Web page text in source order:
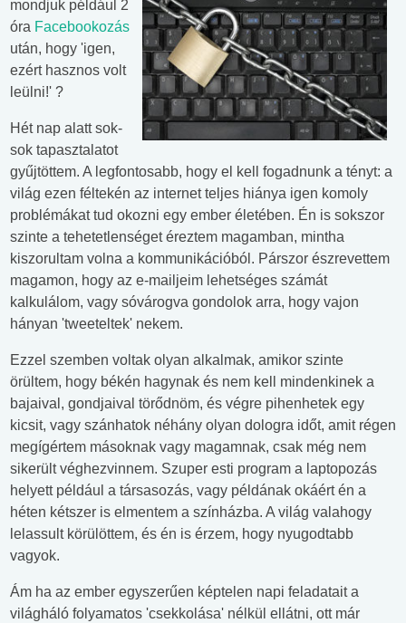
mondjuk például 2
óra Facebookozás
után, hogy 'igen,
ezért hasznos volt
leülni!' ?
Hét nap alatt sok-
sok tapasztalatot
gyűjtöttem. A legfontosabb, hogy el kell fogadnunk a tényt: a
világ ezen féltekén az internet teljes hiánya igen komoly
problémákat tud okozni egy ember életében. Én is sokszor
szinte a tehetetlenséget éreztem magamban, mintha
kiszorultam volna a kommunikációból. Párszor észrevettem
magamon, hogy az e-mailjeim lehetséges számát
kalkulálom, vagy sóvárogva gondolok arra, hogy vajon
hányan 'tweeteltek' nekem.
Ezzel szemben voltak olyan alkalmak, amikor szinte
örültem, hogy békén hagynak és nem kell mindenkinek a
bajaival, gondjaival törődnöm, és végre pihenhetek egy
kicsit, vagy szánhatok néhány olyan dologra időt, amit régen
megígértem másoknak vagy magamnak, csak még nem
sikerült véghezvinnem. Szuper esti program a laptopozás
helyett például a társasozás, vagy példának okáért én a
héten kétszer is elmentem a színházba. A világ valahogy
lelassult körülöttem, és én is érzem, hogy nyugodtabb
vagyok.
Ám ha az ember egyszerűen képtelen napi feladatait a
világháló folyamatos 'csekkolása' nélkül ellátni, ott már